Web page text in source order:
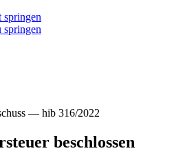
springen
— hib 316/2022
beschlossen